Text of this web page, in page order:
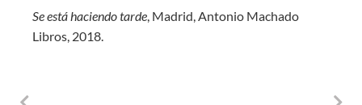
Se está haciendo tarde , Madrid, Antonio Machado
Libros, 2018.